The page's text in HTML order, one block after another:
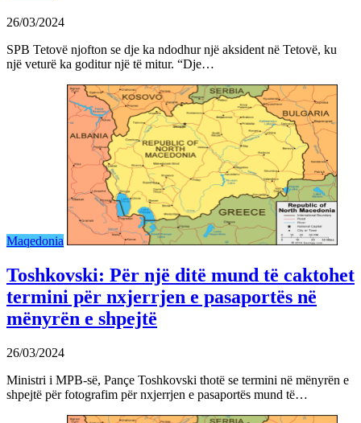
26/03/2024
SPB Tetovë njofton se dje ka ndodhur një aksident në Tetovë, ku
një veturë ka goditur një të mitur. “Dje…
Maqedonia
Toshkovski: Për një ditë mund të caktohet
termini për nxjerrjen e pasaportës në
mënyrën e shpejtë
26/03/2024
Ministri i MPB-së, Pançe Toshkovski thotë se termini në mënyrën e
shpejtë për fotografim për nxjerrjen e pasaportës mund të…